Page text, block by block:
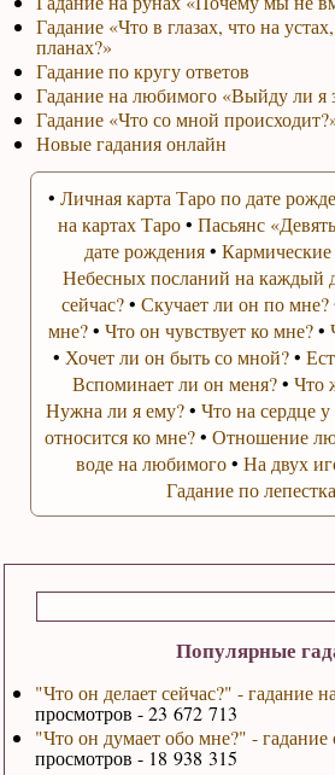
Популярные
"Что он делает сейчас?" - гадание
просмотров - 23 672 713
"Что он думает обо мне?" -
просмотров - 18 938 315
Гадание «Что в глазах, что на
планах?»
Гадание по кругу ответов
Гадание на любимого «Выйду ли я
Гадание «Что со мной
Новые гадания онлайн
• Личная карта Таро по дате
на картах Таро• Пасьянс
дате рождения•
Небесных посланий на каждый
сейчас?•Скучает ли он по мне?
мне?• Что он чувствует ко мне?•
• Хочет ли он быть со мной?•
Вспоминает ли он меня?•Что
Нужна ли я ему?• Что на сердце
относится ко мне?• Отношение
воде на любимого•На двух
Гадание по